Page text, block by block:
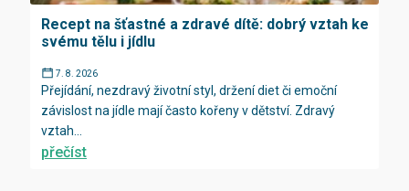
Recept na šťastné a zdravé dítě: dobrý vztah ke
svému tělu i jídlu
7. 8. 2026
Přejídání, nezdravý životní styl, držení diet či emoční
závislost na jídle mají často kořeny v dětství. Zdravý
vztah...
přečíst